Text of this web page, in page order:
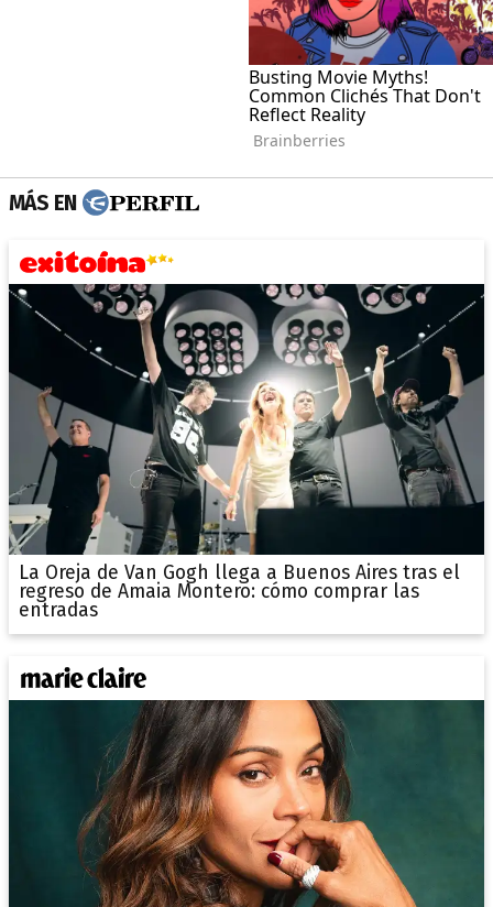
MÁS EN
La Oreja de Van Gogh llega a Buenos Aires tras el
regreso de Amaia Montero: cómo comprar las
entradas